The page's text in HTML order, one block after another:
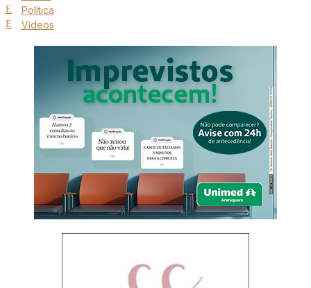
Política
Vídeos